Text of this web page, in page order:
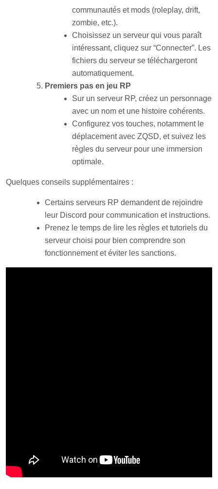
communautés et mods (roleplay, drift,
zombie, etc.).
Choisissez un serveur qui vous paraît
intéressant, cliquez sur “Connecter”. Les
fichiers du serveur se téléchargeront
automatiquement.
Premiers pas en jeu RP
Sur un serveur RP, créez un personnage
avec un nom et une histoire cohérents.
Configurez vos touches, notamment le
déplacement avec ZQSD, et suivez les
règles du serveur pour une immersion
optimale.
Quelques conseils supplémentaires :
Certains serveurs RP demandent de rejoindre
leur Discord pour communication et instructions.
Prenez le temps de lire les règles et tutoriels du
serveur choisi pour bien comprendre son
fonctionnement et éviter les sanctions.